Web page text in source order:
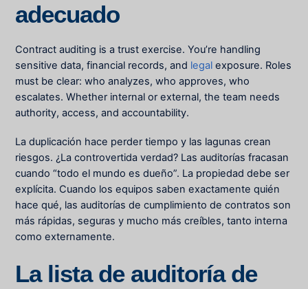
adecuado
Contract auditing is a trust exercise. You’re handling
sensitive data, financial records, and legal exposure. Roles
must be clear: who analyzes, who approves, who
escalates. Whether internal or external, the team needs
authority, access, and accountability.
La duplicación hace perder tiempo y las lagunas crean
riesgos. ¿La controvertida verdad? Las auditorías fracasan
cuando “todo el mundo es dueño”. La propiedad debe ser
explícita. Cuando los equipos saben exactamente quién
hace qué, las auditorías de cumplimiento de contratos son
más rápidas, seguras y mucho más creíbles, tanto interna
como externamente.
La lista de auditoría de